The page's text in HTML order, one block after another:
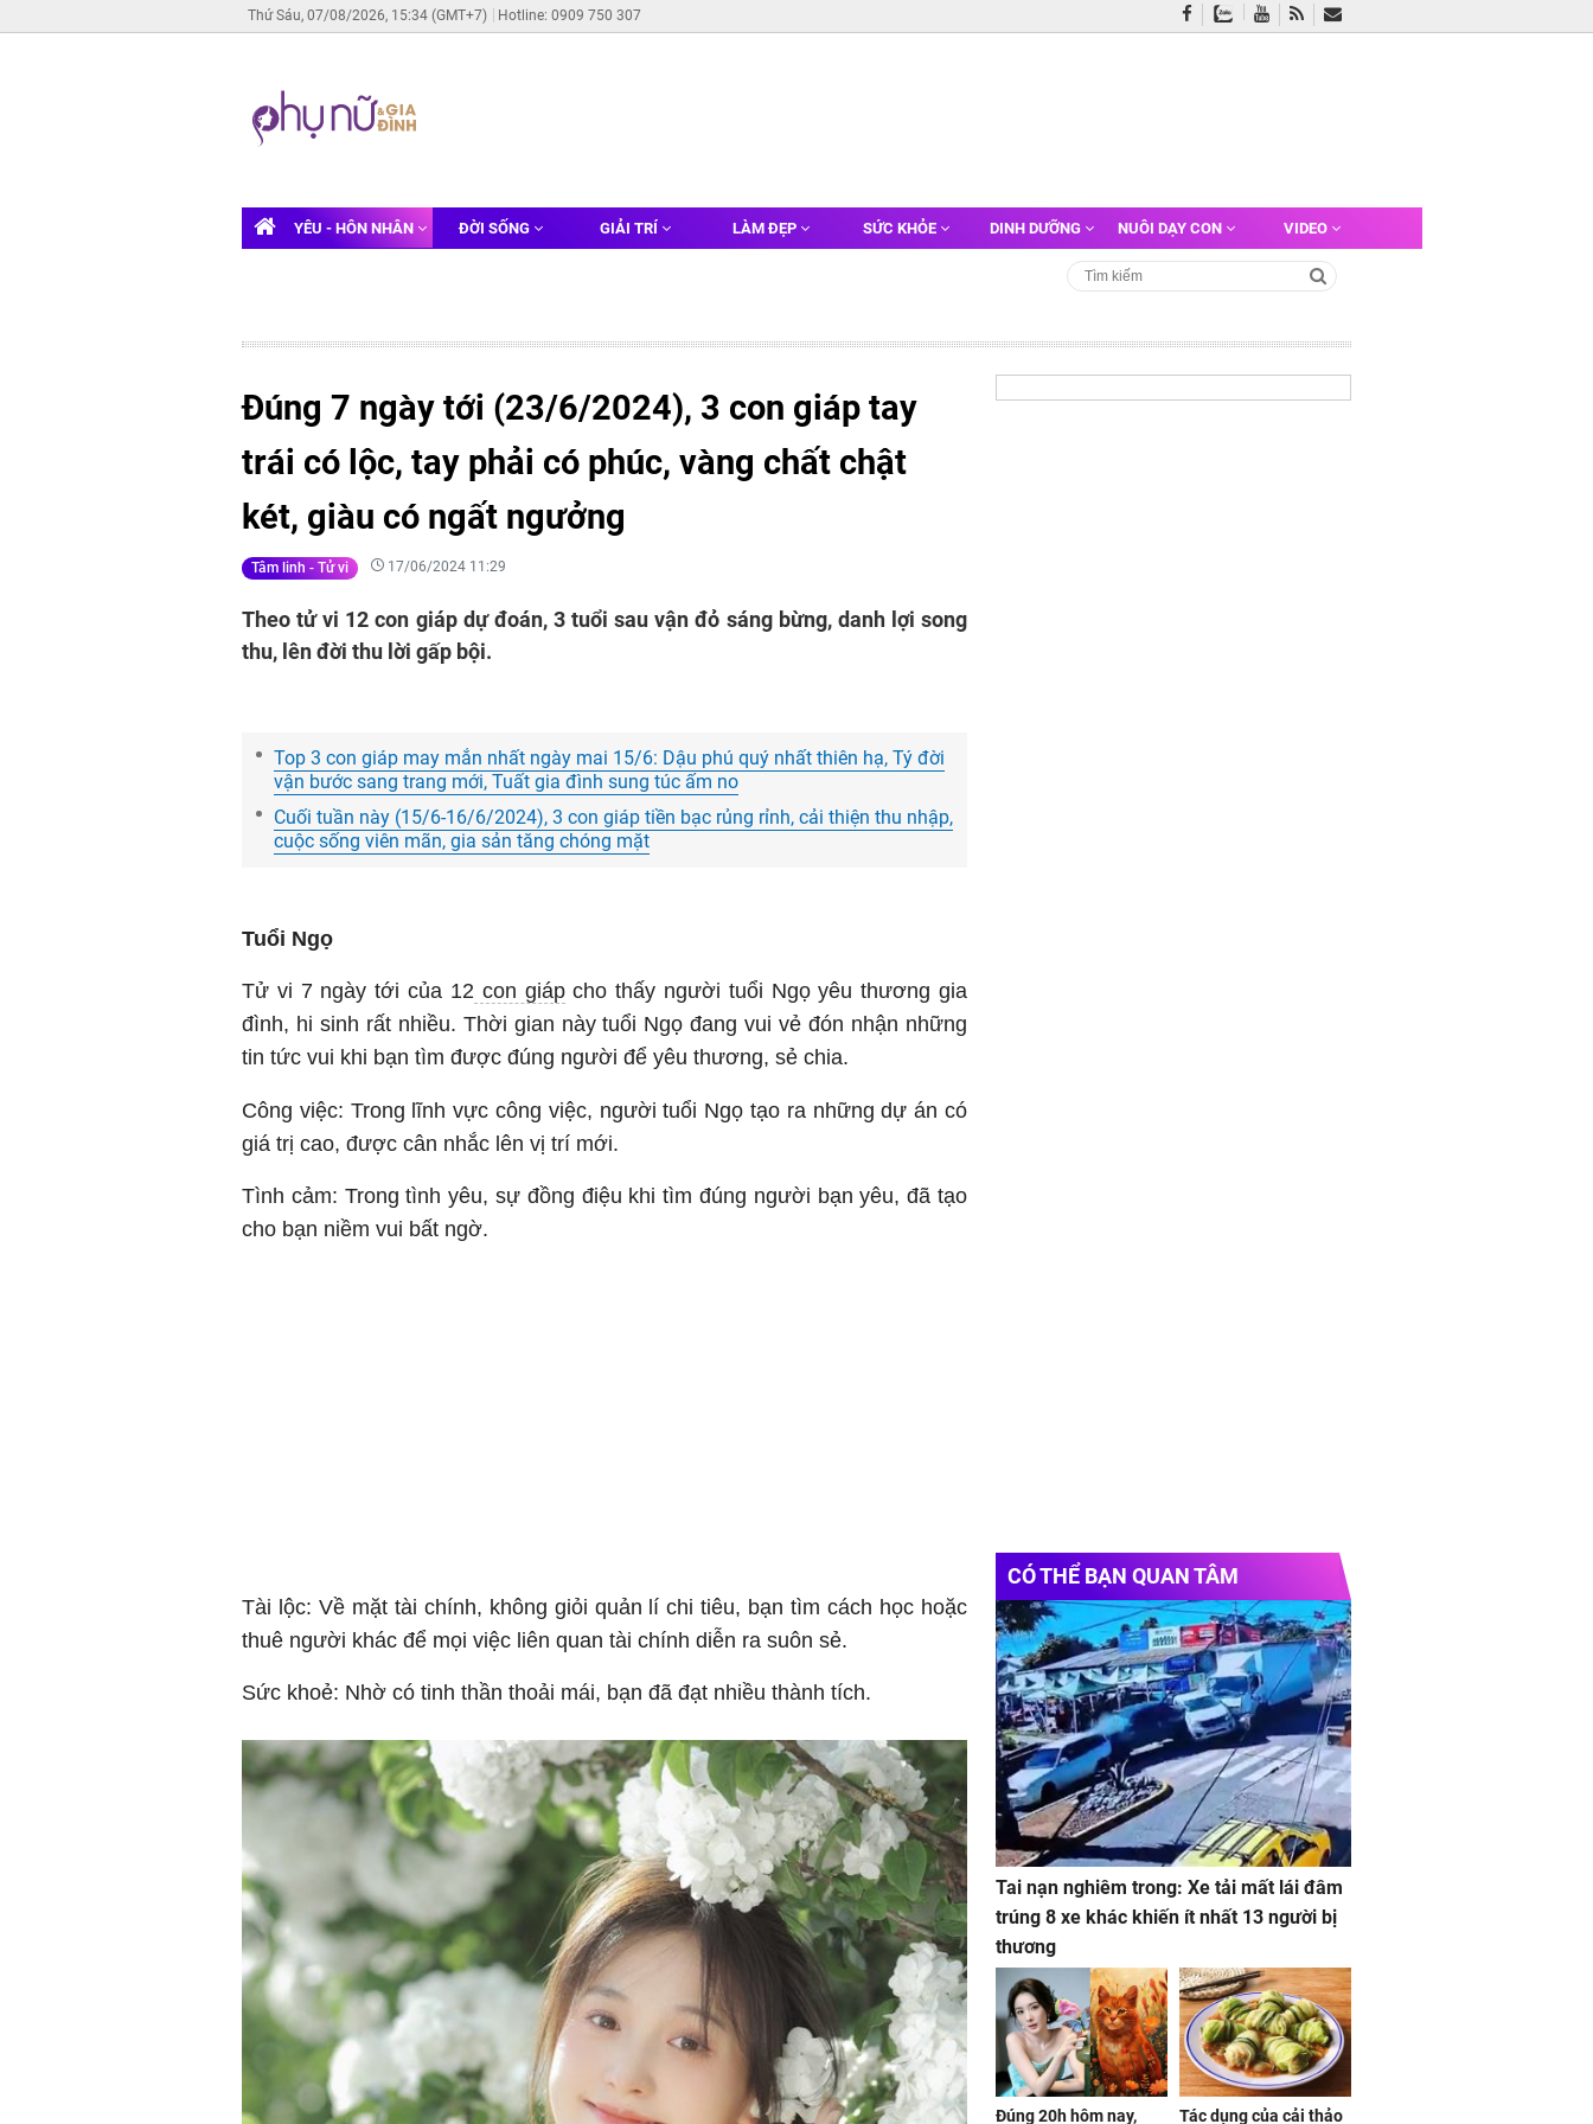
Thứ Sáu, 07/08/2026, 15:34 (GMT+7) Hotline: 0909 750 307
YÊU - HÔN NHÂN ĐỜI SỐNG GIẢI TRÍ LÀM ĐẸP SỨC KHỎE DINH DƯỠNG NUÔI DẠY CON VIDEO
Đúng 7 ngày tới (23/6/2024), 3 con giáp tay
trái có lộc, tay phải có phúc, vàng chất chật
két, giàu có ngất ngưởng
Tâm linh - Tử vi 17/06/2024 11:29
Theo tử vi 12 con giáp dự đoán, 3 tuổi sau vận đỏ sáng bừng, danh lợi song
thu, lên đời thu lời gấp bội.
Top 3 con giáp may mắn nhất ngày mai 15/6: Dậu phú quý nhất thiên hạ, Tý đời
vận bước sang trang mới, Tuất gia đình sung túc ấm no
Cuối tuần này (15/6-16/6/2024), 3 con giáp tiền bạc rủng rỉnh, cải thiện thu nhập,
cuộc sống viên mãn, gia sản tăng chóng mặt
Tuổi Ngọ
Tử vi 7 ngày tới của 12 con giápcho thấy người tuổi Ngọ yêu thương gia
đình, hi sinh rất nhiều. Thời gian này tuổi Ngọ đang vui vẻ đón nhận những
tin tức vui khi bạn tìm được đúng người để yêu thương, sẻ chia.
Công việc: Trong lĩnh vực công việc, người tuổi Ngọ tạo ra những dự án có
giá trị cao, được cân nhắc lên vị trí mới.
Tình cảm: Trong tình yêu, sự đồng điệu khi tìm đúng người bạn yêu, đã tạo
cho bạn niềm vui bất ngờ.
Tài lộc: Về mặt tài chính, không giỏi quản lí chi tiêu, bạn tìm cách học hoặc
thuê người khác để mọi việc liên quan tài chính diễn ra suôn sẻ.
Sức khoẻ: Nhờ có tinh thần thoải mái, bạn đã đạt nhiều thành tích.
CÓ THỂ BẠN QUAN TÂM
Tai nạn nghiêm trong: Xe tải mất lái đâm
trúng 8 xe khác khiến ít nhất 13 người bị
thương
Đúng 20h hôm nay,
Tác dụng của cải thảo